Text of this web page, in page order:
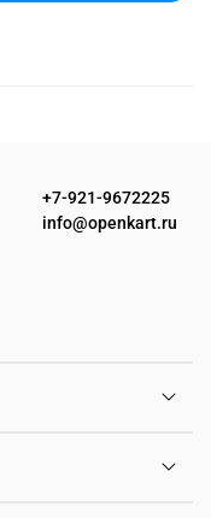
+7-921-9672225
info@openkart.ru